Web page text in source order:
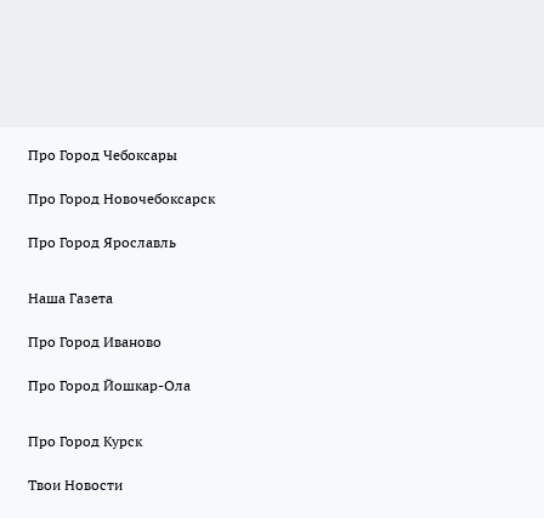
Про Город Чебоксары
Про Город Новочебоксарск
Про Город Ярославль
Наша Газета
Про Город Иваново
Про Город Йошкар-Ола
Про Город Курск
Твои Новости